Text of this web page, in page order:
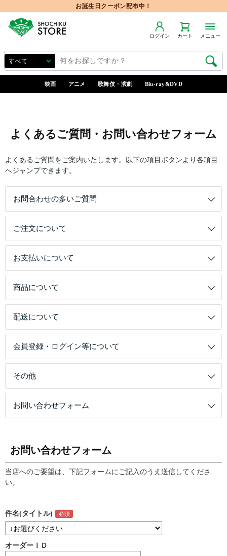
お誕生日クーポン配布中！
ログイン カート メニュー
映画 アニメ 歌舞伎・演劇 Blu-ray&DVD
よくあるご質問・お問い合わせフォーム
よくあるご質問をご案内いたします。以下の項目ボタンより各項目
へジャンプできます。
お問合わせの多いご質問
ご注文について
お支払いについて
商品について
配送について
会員登録・ログイン等について
その他
お問い合わせフォーム
お問い合わせフォーム
当店へのご要望は、下記フォームにご記入のうえ送信してくださ
い。
件名(タイトル)
オーダーＩＤ